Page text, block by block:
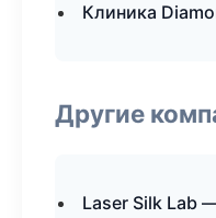
Клиника
Другие
Laser Silk Lab